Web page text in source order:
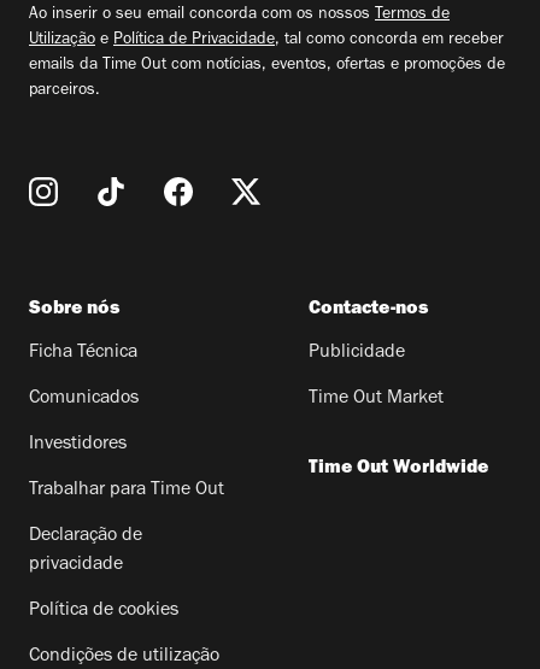
Ao inserir o seu email concorda com os nossos Termos de
Utilização e Política de Privacidade, tal como concorda em receber
emails da Time Out com notícias, eventos, ofertas e promoções de
parceiros.
Sobre nós
Ficha Técnica
Comunicados
Investidores
Trabalhar para Time Out
Declaração de
privacidade
Política de cookies
Condições de utilização
Contacte-nos
Publicidade
Time Out Market
Time Out Worldwide